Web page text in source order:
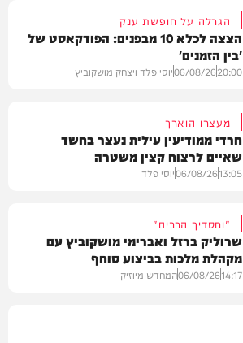
הגרלה על חופשת ענק
הצצה לכלא 10 מבפנים: הפודקאסט של
'בין הזמנים'
20:00
06/08/26יוסי פלד ויצחק מושקוביץ
מעצרו הוארך
חרדי ממודיעין עילית נעצר בחשד
שאיים לרצוח קצין משטרה
13:05
06/08/26יוסי פלד
"וחסדיך הרבים"
שרוליק ברזל ואברימי מושקוביץ עם
מקהלת מלכות בביצוע סוחף
14:17
06/08/26המחדש מיוזיק